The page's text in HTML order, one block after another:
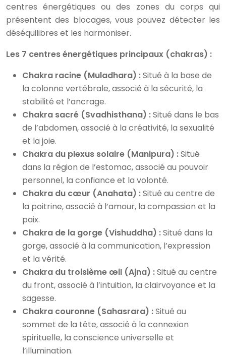
centres énergétiques ou des zones du corps qui
présentent des blocages, vous pouvez détecter les
déséquilibres et les harmoniser.
Les 7 centres énergétiques principaux (chakras) :
Chakra racine (Muladhara) :Situé à la base de
la colonne vertébrale, associé à la sécurité, la
stabilité et l’ancrage.
Chakra sacré (Svadhisthana) :Situé dans le bas
de l’abdomen, associé à la créativité, la sexualité
et la joie.
Chakra du plexus solaire (Manipura) :Situé
dans la région de l’estomac, associé au pouvoir
personnel, la confiance et la volonté.
Chakra du cœur (Anahata) :Situé au centre de
la poitrine, associé à l’amour, la compassion et la
paix.
Chakra de la gorge (Vishuddha) :Situé dans la
gorge, associé à la communication, l’expression
et la vérité.
Chakra du troisième œil (Ajna) :Situé au centre
du front, associé à l’intuition, la clairvoyance et la
sagesse.
Chakra couronne (Sahasrara) :Situé au
sommet de la tête, associé à la connexion
spirituelle, la conscience universelle et
l’illumination.